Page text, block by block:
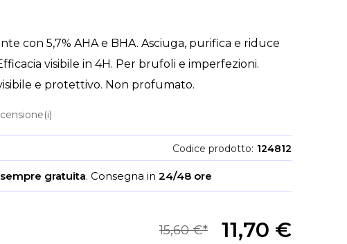
con 5,7% AHA e BHA. Asciuga, purifica e riduce
visibile in 4H. Per brufoli e imperfezioni.
e protettivo. Non profumato.
Codice prodotto 124812
gratuita. Consegna in 24/48 ore
11,70 €
15,60 €